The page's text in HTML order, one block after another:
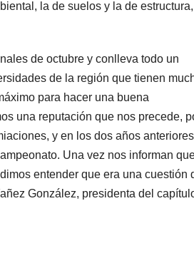
la de suelos y la de
de octubre y conlleva todo un
de la región que tienen
para hacer una buena
una reputación que nos precede,
y en los dos años
Una vez nos informan
entender que era una cuestión
González, presidenta del